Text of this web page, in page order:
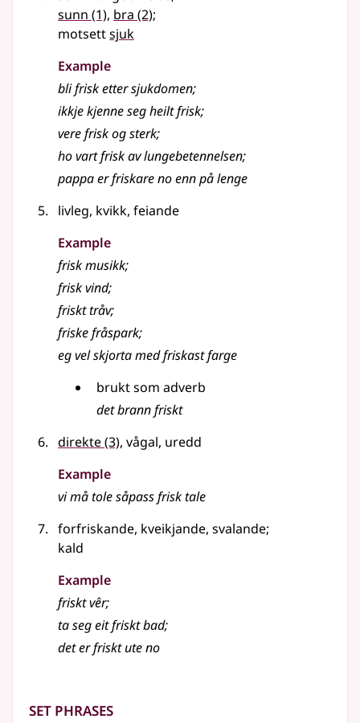
sunn (1), bra (2);
motsettsjuk
Example
bli frisk etter sjukdomen;
ikkje kjenne seg heilt frisk;
vere frisk og sterk;
ho vart frisk av lungebetennelsen;
pappa er friskare no enn på lenge
livleg, kvikk, feiande
Example
frisk musikk;
frisk vind;
friskt tråv;
friske fråspark;
eg vel skjorta med friskast farge
brukt som adverb
det brann friskt
direkte(3), vågal, uredd
Example
vi må tole såpass frisk tale
forfriskande, kveikjande, svalande;
kald
Example
friskt vêr;
ta seg eit friskt bad;
det er friskt ute no
Set phrases